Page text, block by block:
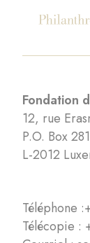
Fondation
12, rue
P.O. Box 281
L-2012
Téléphone :
Télécopie :